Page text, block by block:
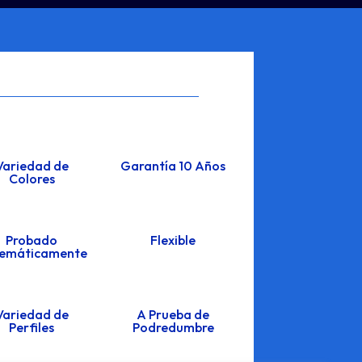
de
Colores
Garantía 10 Años
Probado
Flexible
de
Perfiles
A Prueba de
Podredumbre